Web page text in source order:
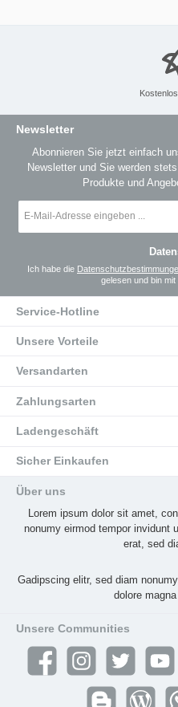
Newsletter
Abonnieren Sie jetzt einfach
Newsletter und Sie werden
Produkte und
Mail-
Ich habe die
gelesen und bin mit
Service-Hotline
Unsere Vorteile
Versandarten
Zahlungsarten
Ladengeschäft
Sicher Einkaufen
Über uns
Lorem ipsum dolor sit amet,
nonumy eirmod tempor invidunt
erat, sed
Gadipscing elitr, sed diam
dolore
Unsere Communities
Facebook Instagram Twitter YouTube